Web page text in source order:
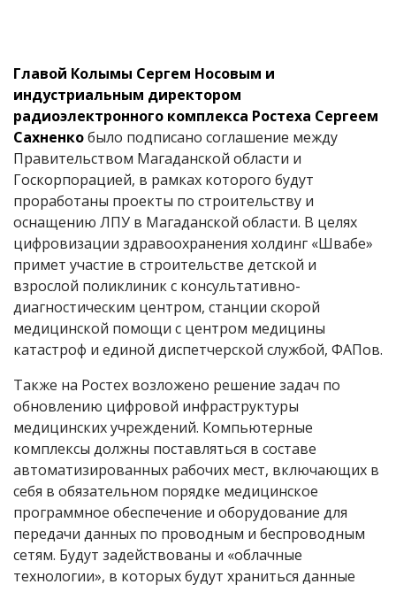
Главой Колымы Сергем Носовым и
индустриальным директором
радиоэлектронного комплекса Ростеха Сергеем
Сахненкобыло подписано соглашение между
Правительством Магаданской области и
Госкорпорацией, в рамках которого будут
проработаны проекты по строительству и
оснащению ЛПУ в Магаданской области. В целях
цифровизации здравоохранения холдинг «Швабе»
примет участие в строительстве детской и
взрослой поликлиник с консультативно-
диагностическим центром, станции скорой
медицинской помощи с центром медицины
катастроф и единой диспетчерской службой, ФАПов.
Также на Ростех возложено решение задач по
обновлению цифровой инфраструктуры
медицинских учреждений. Компьютерные
комплексы должны поставляться в составе
автоматизированных рабочих мест, включающих в
себя в обязательном порядке медицинское
программное обеспечение и оборудование для
передачи данных по проводным и беспроводным
сетям. Будут задействованы и «облачные
технологии», в которых будут храниться данные